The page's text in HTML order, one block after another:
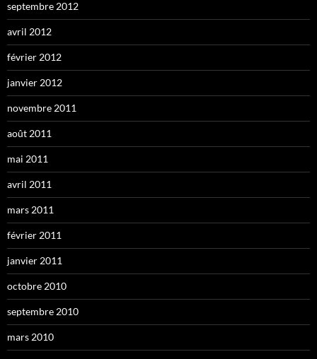
septembre 2012
avril 2012
février 2012
janvier 2012
novembre 2011
août 2011
mai 2011
avril 2011
mars 2011
février 2011
janvier 2011
octobre 2010
septembre 2010
mars 2010